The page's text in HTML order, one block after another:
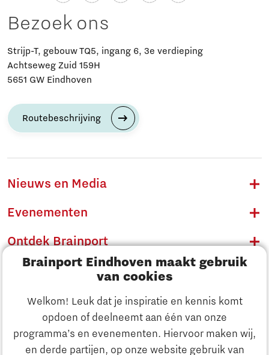
Brainport Eindhoven maakt gebruik
van cookies
Welkom! Leuk dat je inspiratie en kennis komt
opdoen of deelneemt aan één van onze
programma’s en evenementen. Hiervoor maken wij,
en derde partijen, op onze website gebruik van
Ontdek Brainport
Bezoek ons
Strijp-T, gebouw TQ5, ingang 6, 3e verdieping
Achtseweg Zuid 159H
5651 GW Eindhoven
Routebeschrijving
Nieuws en Media
Evenementen
Ontdek Brainport
Innovatie
Ondernemen
Onderwijs